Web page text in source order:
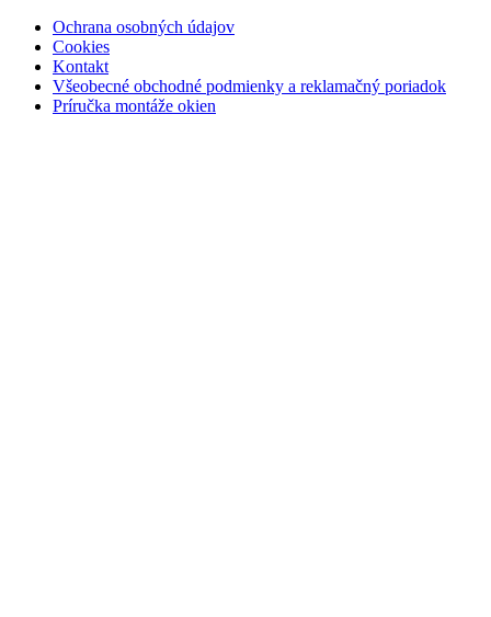
Ochrana osobných údajov
Cookies
Kontakt
Všeobecné obchodné podmienky a reklamačný poriadok
Príručka montáže okien